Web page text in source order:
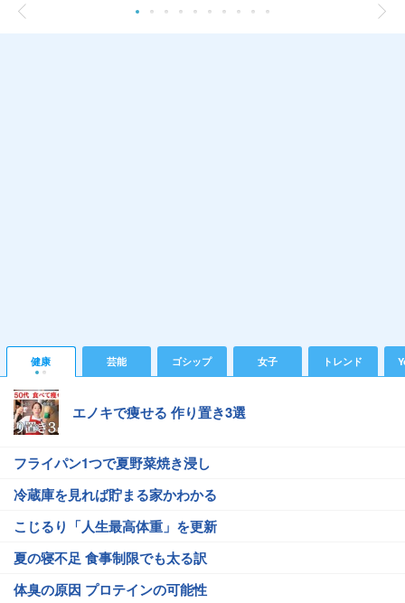
健康 芸能 ゴシップ 女子 トレンド
エノキで痩せる 作り置き3選
フライパン1つで夏野菜焼き浸し
冷蔵庫を見れば貯まる家かわかる
こじるり「人生最高体重」を更新
夏の寝不足 食事制限でも太る訳
体臭の原因 プロテインの可能性